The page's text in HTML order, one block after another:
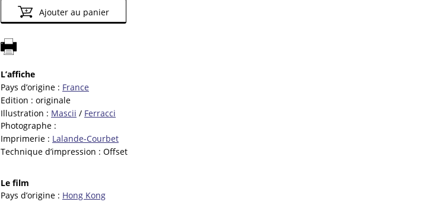
Ajouter au panier
L’affiche
Pays d’origine : France
Edition : originale
Illustration : Mascii / Ferracci
Photographe :
Imprimerie : Lalande-Courbet
Technique d’impression : Offset
Le film
Pays d’origine : Hong Kong